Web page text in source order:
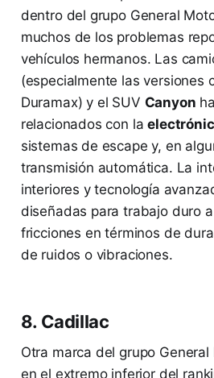
dentro del grupo General
muchos de los problemas
vehículos hermanos. Las
(especialmente las versiones
Duramax) y el SUV Canyon
relacionados con la
sistemas de escape y, en
transmisión automática. La
interiores y tecnología
diseñadas para trabajo duro
fricciones en términos de
de ruidos o vibraciones.
8. Cadillac
Otra marca del grupo
en el extremo inferior del